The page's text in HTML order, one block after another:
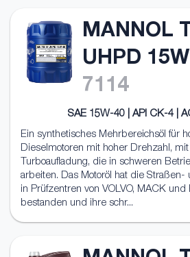
MANNOL
UHPD
7114
SAE 15W-40 | API CK-4 |
Ein synthetisches Mehrbereichsöl für
Dieselmotoren mit hoher Drehzahl,
Turboaufladung, die in schweren
arbeiten. Das Motoröl hat die Straßen-
in Prüfzentren von VOLVO, MACK und
bestanden und ihre schr...